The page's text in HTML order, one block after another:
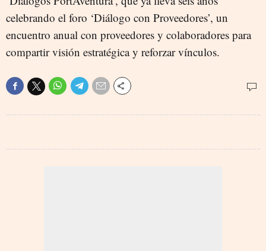
celebrando el foro ‘Diálogo con Proveedores’, un
encuentro anual con proveedores y colaboradores para
compartir visión estratégica y reforzar vínculos.